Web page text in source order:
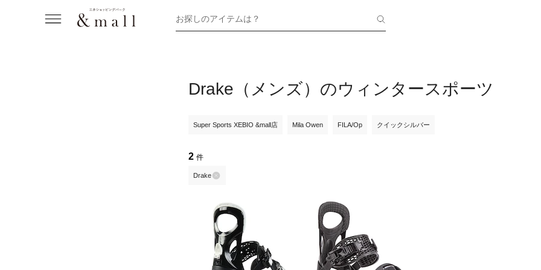
お探しのアイテムは？
Drake（メンズ）のウィンタースポーツ
Super Sports XEBIO &mall店 Mila Owen FILA/Op クイックシルバー
2 件
Drake